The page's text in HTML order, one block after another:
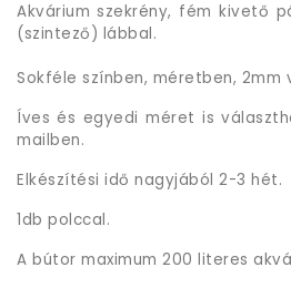
Akvárium szekrény, fém kivető
(szintező) lábbal.
Sokféle színben, méretben, 2mm
Íves és egyedi méret is
mailben.
Elkészítési idő nagyjából 2-3 hét.
1db polccal.
A bútor maximum 200 literes